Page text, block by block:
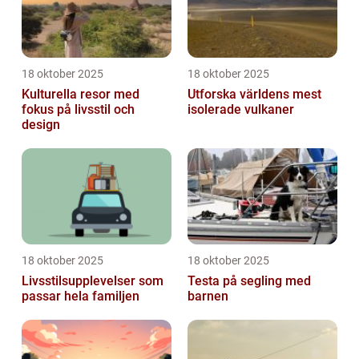
18 oktober 2025
Kulturella resor med
fokus på livsstil och
design
18 oktober 2025
Utforska världens mest
isolerade vulkaner
18 oktober 2025
Livsstilsupplevelser som
passar hela familjen
18 oktober 2025
Testa på segling med
barnen